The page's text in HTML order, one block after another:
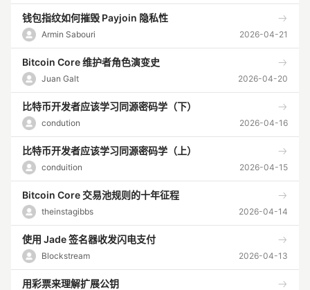
钱包指纹如何摧毁 Payjoin 隐私性
Armin Sabouri 2026-04-21
Bitcoin Core 维护者角色演变史
Juan Galt 2026-04-20
比特币开发者应该学习同源密码学（下）
condution 2026-04-16
比特币开发者应该学习同源密码学（上）
conduition 2026-04-15
Bitcoin Core 交易池规则的十年征程
theinstagibbs 2026-04-14
使用 Jade 签名器收发闪电支付
Blockstream 2026-04-13
用彩票来理解扩展公钥